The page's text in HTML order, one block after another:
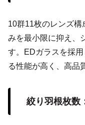
10群11枚のレンズ
みを最小限に抑え、
す。EDガラスを採
る性能が高く、高品
絞り羽根枚数